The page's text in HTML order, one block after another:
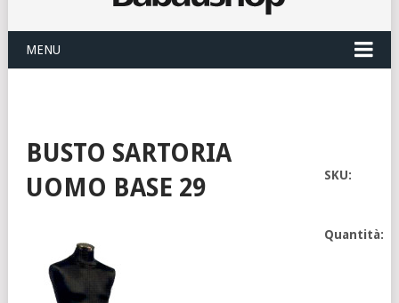
MENU
BUSTO SARTORIA
UOMO BASE 29
SKU:
Quantità: